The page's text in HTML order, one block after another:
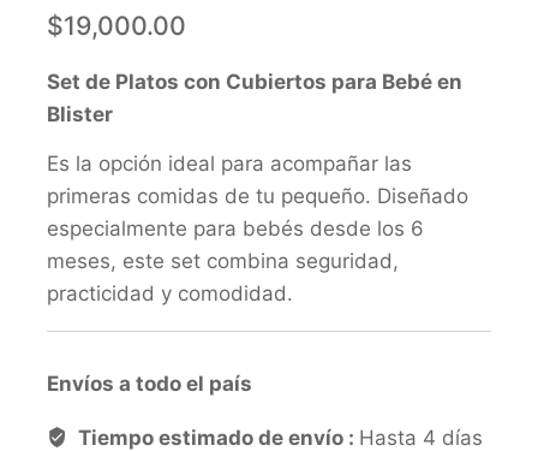
$19,000.00
Set de Platos con Cubiertos para Bebé en
Blister
Es la opción ideal para acompañar las
primeras comidas de tu pequeño. Diseñado
especialmente para bebés desde los 6
meses, este set combina seguridad,
practicidad y comodidad.
Envíos a todo el país
Tiempo estimado de envío : Hasta 4 días